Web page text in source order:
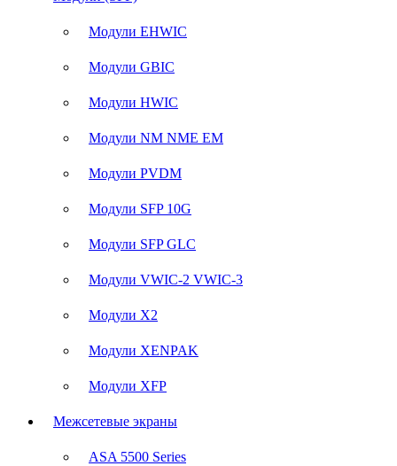
Модули EHWIC
Модули GBIC
Модули HWIC
Модули NM NME EM
Модули PVDM
Модули SFP 10G
Модули SFP GLC
Модули VWIC-2 VWIC-3
Модули X2
Модули XENPAK
Модули XFP
Межсетевые экраны
ASA 5500 Series